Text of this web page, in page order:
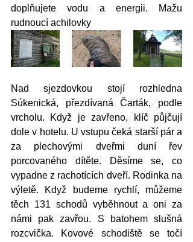
doplňujete vodu a energii. Mažu
rudnoucí achilovky
Nad sjezdovkou stojí rozhledna
Súkenická, přezdívaná Čarták, podle
vrcholu. Když je zavřeno, klíč půjčují
dole v hotelu. U vstupu čeká starší pár a
za plechovými dveřmi duní řev
porcovaného dítěte. Děsíme se, co
vypadne z rachotících dveří. Rodinka na
výletě. Když budeme rychlí, můžeme
těch 131 schodů vyběhnout a oni za
námi pak zavřou. S batohem slušná
rozcvička. Kovové schodiště se točí